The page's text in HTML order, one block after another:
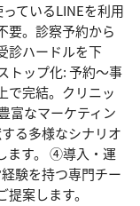
ているLINEを利用
要。診察予約から
診ハードルを下
トップ化: 予約〜事
で完結。クリニッ
富なマーケティン
る多様なシナリオ
ます。 ④導入・運
験を持つ専門チー
案します。